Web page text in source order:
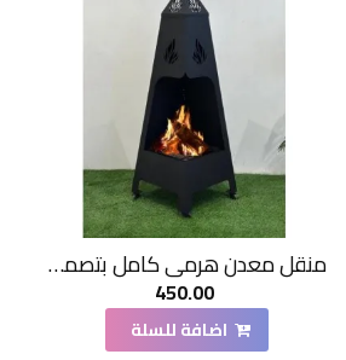
منقل معدن هرمي كامل بتصميم عملي وأنيق
450.00
اضافة للسلة